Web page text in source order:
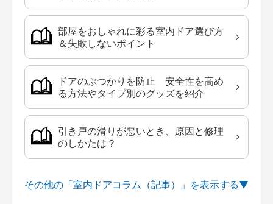
部屋をおしゃれに彩る室内ドア選び方
＆失敗しないポイント
ドアのぶつかりを防止 安全性を高め
る方法やタイプ別のグッズを紹介
引き戸の滑りが悪いとき、原因と修理
のしかたは？
その他の「室内ドアコラム（記事）」を